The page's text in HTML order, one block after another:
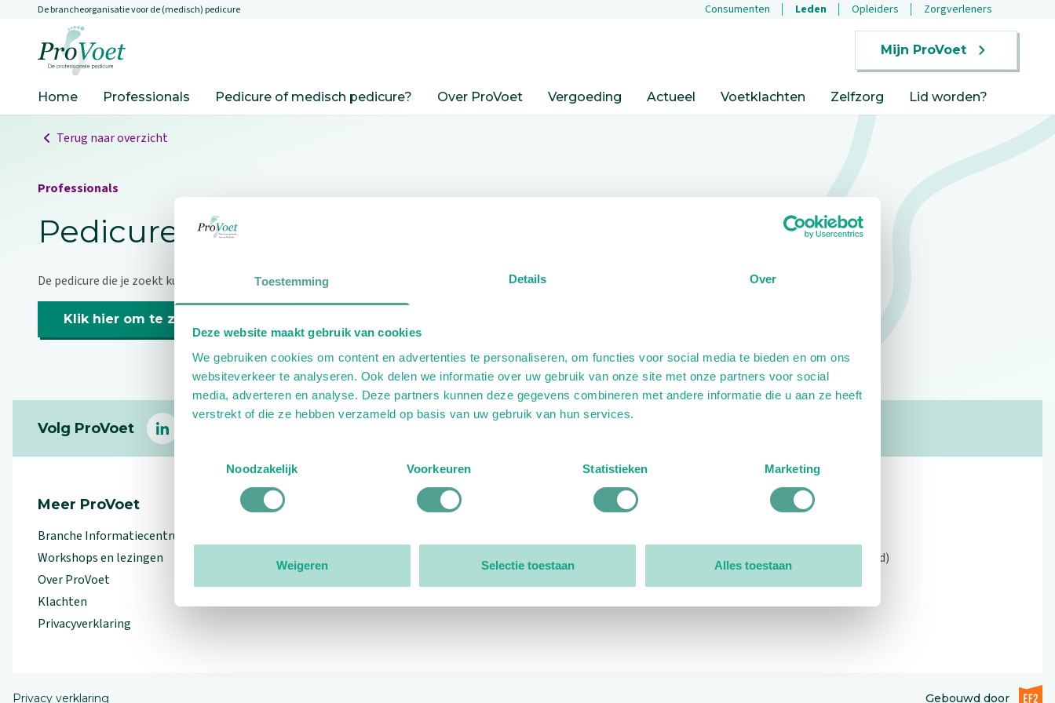
Toestemming Details Over
Deze website maakt gebruik van cookies
We gebruiken cookies om content en advertenties te personaliseren, om functies voor social media te bieden en om ons
websiteverkeer te analyseren. Ook delen we informatie over uw gebruik van onze site met onze partners voor social
media, adverteren en analyse. Deze partners kunnen deze gegevens combineren met andere informatie die u aan ze heeft
verstrekt of die ze hebben verzameld op basis van uw gebruik van hun services.
Noodzakelijk
Voorkeuren Statistieken Marketing
Weigeren Selectie toestaan Alles toestaan
Overslaan en naar de inhoud gaan
De brancheorganisatie voor de (medisch) pedicure Consumenten Leden Opleiders Zorgverleners
Mijn ProVoet
Home Professionals Pedicure of medisch pedicure? Over ProVoet Vergoeding Actueel Voetklachten Zelfzorg Lid worden?
Terug naar overzicht
Professionals
Pedicure niet gevonden
De pedicure die je zoekt kunnen we niet vinden.
Klik hier om te zoeken naar een andere pedicure.
Volg ProVoet
linkedin
Meer ProVoet
Branche Informatiecentrum
Workshops en lezingen
Over ProVoet
Klachten
Privacyverklaring
Organisatie
Open: 09:00 - 12:30 (alleen ochtend)
Privacy verklaring Gebouwd doorEF2